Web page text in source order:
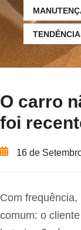
O carro
foi
16 de
Com
comum: o